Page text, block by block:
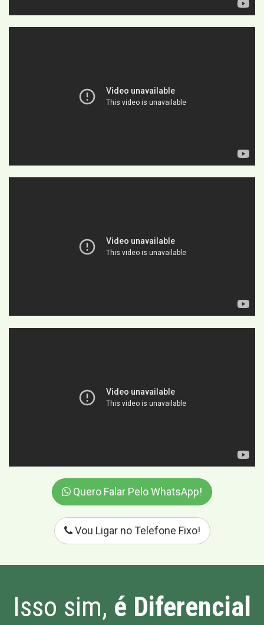
Quero Falar Pelo WhatsApp!
Vou Ligar no Telefone Fixo!
Isso sim, é Diferencial